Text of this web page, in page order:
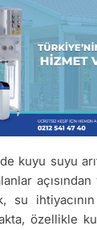
kuyu suyu
su
özellikle